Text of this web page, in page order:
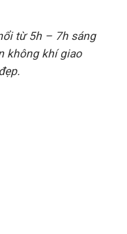
từ 5h – 7h sáng
không khí giao